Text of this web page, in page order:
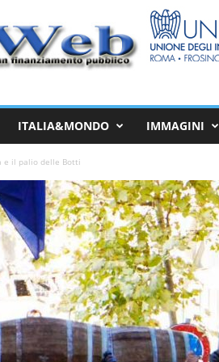
ITALIA&MONDO IMMAGINI
e il palio delle Botti